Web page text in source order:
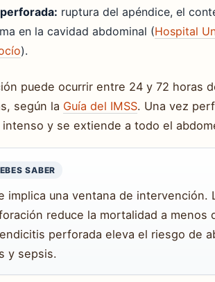
ruptura del apéndice, el
en la cavidad abdominal (Hospital
).
puede ocurrir entre 24 y 72 horas
según la Guía del IMSS. Una vez
intenso y se extiende a todo el
SABER
implica una ventana de intervención.
reduce la mortalidad a menos
perforada eleva el riesgo de
y sepsis.